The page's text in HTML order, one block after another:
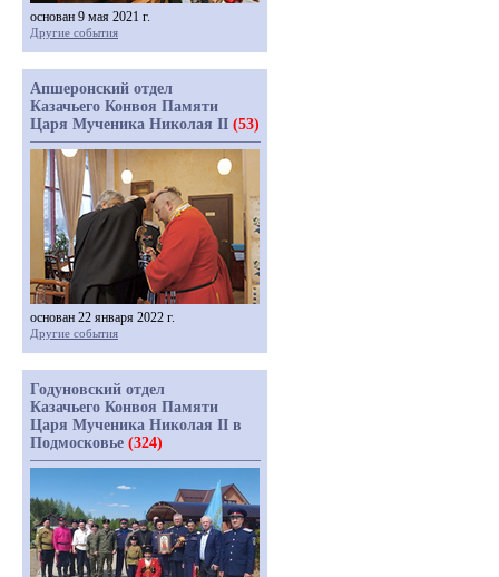
основан 9 мая 2021 г.
Другие события
Апшеронский отдел
Казачьего Конвоя Памяти
Царя Мученика Николая II (53)
основан 22 января 2022 г.
Другие события
Годуновский отдел
Казачьего Конвоя Памяти
Царя Мученика Николая II в
Подмосковье (324)